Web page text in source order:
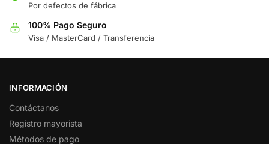
Por defectos de fábrica
100% Pago Seguro
Visa / MasterCard / Transferencia
INFORMACIÓN
Contáctanos
Registro mayorista
Métodos de pago